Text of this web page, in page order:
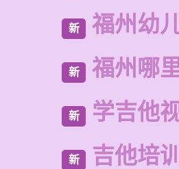
新 福州幼
新 福州哪
新 学吉他
新 吉他培